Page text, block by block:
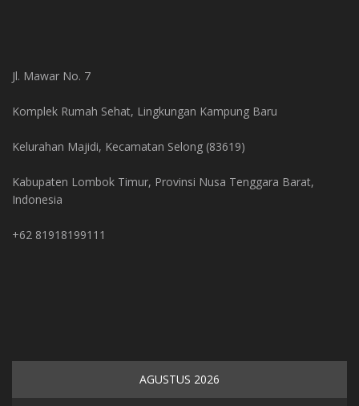
Jl. Mawar No. 7
Komplek Rumah Sehat, Lingkungan Kampung Baru
Kelurahan Majidi, Kecamatan Selong (83619)
Kabupaten Lombok Timur, Provinsi Nusa Tenggara Barat,
Indonesia
+62 81918199111
AGUSTUS 2026